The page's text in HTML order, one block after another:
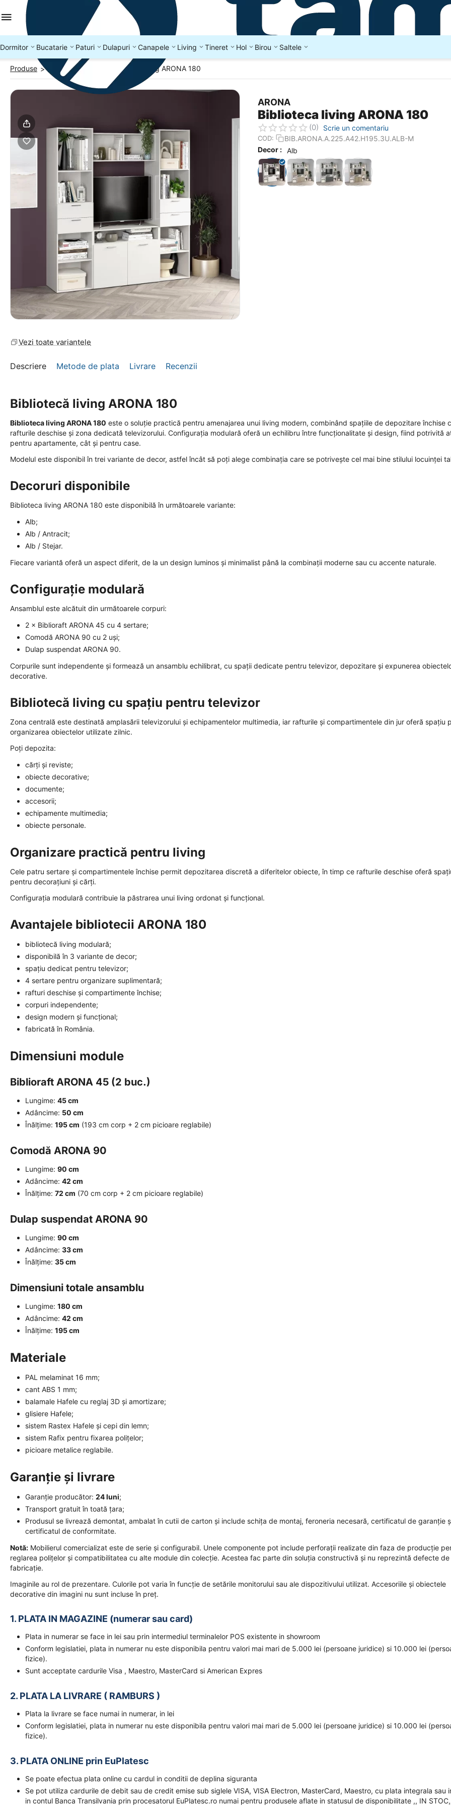
Dormitor Bucatarie Paturi Dulapuri Canapele Living Tineret Hol Birou Saltele
Produse > Biblioteci living Biblioteca living ARONA 180
ARONA
Biblioteca living ARONA 180
(0) Scrie un comentariu
COD:
BIB.ARONA.A.225.A42.H195.3U.ALB-M
Decor : Alb
Vezi toate variantele
Descriere Metode de plata Livrare Recenzii
Bibliotecă living ARONA 180
Biblioteca living ARONA 180 este o soluție practică pentru amenajarea unui living modern, combinând spațiile de depozitare închise
rafturile deschise și zona dedicată televizorului. Configurația modulară oferă un echilibru între funcționalitate și design, fiind potrivită
pentru apartamente, cât și pentru case.
Modelul este disponibil în trei variante de decor, astfel încât să poți alege combinația care se potrivește cel mai bine stilului locuinței
Decoruri disponibile
Biblioteca living ARONA 180 este disponibilă în următoarele variante:
Alb;
Alb / Antracit;
Alb / Stejar.
Fiecare variantă oferă un aspect diferit, de la un design luminos și minimalist până la combinații moderne sau cu accente naturale.
Configurație modulară
Ansamblul este alcătuit din următoarele corpuri:
2 × Biblioraft ARONA 45 cu 4 sertare;
Comodă ARONA 90 cu 2 uși;
Dulap suspendat ARONA 90.
Corpurile sunt independente și formează un ansamblu echilibrat, cu spații dedicate pentru televizor, depozitare și expunerea
decorative.
Bibliotecă living cu spațiu pentru televizor
Zona centrală este destinată amplasării televizorului și echipamentelor multimedia, iar rafturile și compartimentele din jur oferă spațiu
organizarea obiectelor utilizate zilnic.
Poți depozita:
cărți și reviste;
obiecte decorative;
documente;
accesorii;
echipamente multimedia;
obiecte personale.
Organizare practică pentru living
Cele patru sertare și compartimentele închise permit depozitarea discretă a diferitelor obiecte, în timp ce rafturile deschise oferă
pentru decorațiuni și cărți.
Configurația modulară contribuie la păstrarea unui living ordonat și funcțional.
Avantajele bibliotecii ARONA 180
bibliotecă living modulară;
disponibilă în 3 variante de decor;
spațiu dedicat pentru televizor;
4 sertare pentru organizare suplimentară;
rafturi deschise și compartimente închise;
corpuri independente;
design modern și funcțional;
fabricată în România.
Dimensiuni module
Biblioraft ARONA 45 (2 buc.)
Lungime: 45 cm
Adâncime: 50 cm
Înălțime: 195 cm (193 cm corp + 2 cm picioare reglabile)
Comodă ARONA 90
Lungime: 90 cm
Adâncime: 42 cm
Înălțime: 72 cm (70 cm corp + 2 cm picioare reglabile)
Dulap suspendat ARONA 90
Lungime: 90 cm
Adâncime: 33 cm
Înălțime: 35 cm
Dimensiuni totale ansamblu
Lungime: 180 cm
Adâncime: 42 cm
Înălțime: 195 cm
Materiale
PAL melaminat 16 mm;
cant ABS 1 mm;
balamale Hafele cu reglaj 3D și amortizare;
glisiere Hafele;
sistem Rastex Hafele și cepi din lemn;
sistem Rafix pentru fixarea polițelor;
picioare metalice reglabile.
Garanție și livrare
Garanție producător: 24 luni;
Transport gratuit în toată țara;
Produsul se livrează demontat, ambalat în cutii de carton și include schița de montaj, feroneria necesară, certificatul de garanție
certificatul de conformitate.
Notă: Mobilierul comercializat este de serie și configurabil. Unele componente pot include perforații realizate din faza de producție
reglarea polițelor și compatibilitatea cu alte module din colecție. Acestea fac parte din soluția constructivă și nu reprezintă defecte de
fabricație.
Imaginile au rol de prezentare. Culorile pot varia în funcție de setările monitorului sau ale dispozitivului utilizat. Accesoriile și obiectele
decorative din imagini nu sunt incluse în preț.
1. PLATA IN MAGAZINE (numerar sau card)
Plata in numerar se face in lei sau prin intermediul terminalelor POS existente in showroom
Conform legislatiei, plata in numerar nu este disponibila pentru valori mai mari de 5.000 lei (persoane juridice) si 10.000 lei
fizice).
Sunt acceptate cardurile Visa , Maestro, MasterCard si American Expres
2. PLATA LA LIVRARE ( RAMBURS )
Plata la livrare se face numai in numerar, in lei
Conform legislatiei, plata in numerar nu este disponibila pentru valori mai mari de 5.000 lei (persoane juridice) si 10.000 lei
fizice).
3. PLATA ONLINE prin EuPlatesc
Se poate efectua plata online cu cardul in conditii de deplina siguranta
Se pot utiliza cardurile de debit sau de credit emise sub siglele VISA, VISA Electron, MasterCard, Maestro, cu plata integrala sau
in contul Banca Transilvania prin procesatorul EuPlatesc.ro numai pentru produsele aflate in statusul de disponibilitate ,, IN